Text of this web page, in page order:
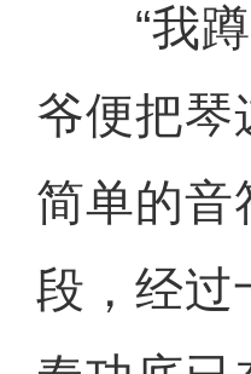
“我蹲
爷便把琴
简单的音
段，经过